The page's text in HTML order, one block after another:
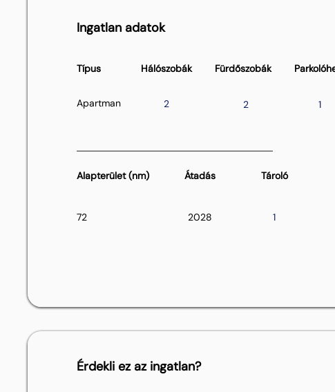
Ingatlan adatok
Típus Hálószobák
Apartman 2
Fürdőszobák
2 1
Alapterület (nm) Átadás Tároló
72 2028 1
Érdekli ez az ingatlan?